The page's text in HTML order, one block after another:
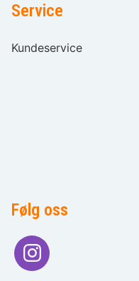
Service
Kundeservice
Følg oss